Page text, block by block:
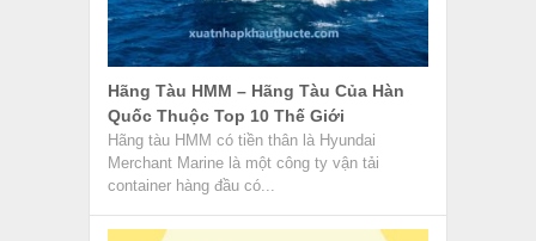
Hãng Tàu HMM – Hãng Tàu Của Hàn
Quốc Thuộc Top 10 Thế Giới
Hãng tàu HMM có tiền thân là Hyundai
Merchant Marine là một công ty vận tải
container hàng đầu có...